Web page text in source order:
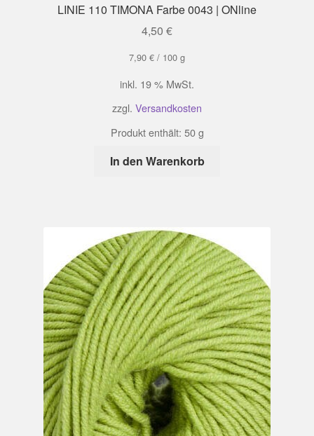
LINIE 110 TIMONA Farbe 0043 | ONline
4,50 €
7,90 € / 100 g
inkl. 19 % MwSt.
zzgl. Versandkosten
Produkt enthält: 50g
In den Warenkorb